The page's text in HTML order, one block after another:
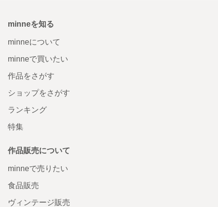
minneを知る
minneについて
minneで買いたい
作品をさがす
ショップをさがす
ランキング
特集
作品販売について
minneで売りたい
食品販売
ヴィンテージ販売